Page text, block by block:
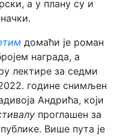
а у плану су и
домаћи је роман
награда, а
лектире за седми
године снимљен
Андрића, који
проглашен за
Више пута је